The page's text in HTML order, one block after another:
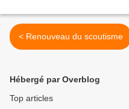
< Renouveau du scoutisme
Hébergé par Overblog
Top articles